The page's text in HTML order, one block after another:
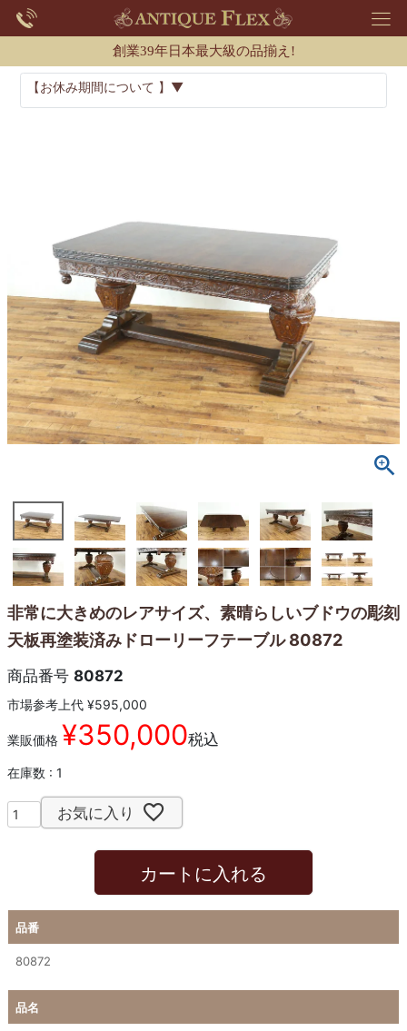
創業39年日本最大級の品揃え!
【お休み期間について 】▼
非常に大きめのレアサイズ、素晴らしいブドウの彫刻
天板再塗装済みドローリーフテーブル 80872
商品番号 80872
市場参考上代 ¥595,000
業販価格 ¥350,000税込
在庫数 1
お気に入り
カートに入れる
品番
80872
品名